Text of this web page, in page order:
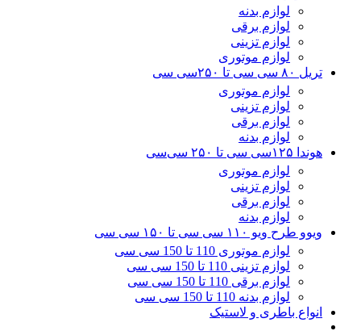
لوازم بدنه
لوازم برقی
لوازم تزینی
لوازم موتوری
تریل ۸۰ سی سی تا ۲۵۰سی سی
لوازم موتوری
لوازم تزینی
لوازم برقی
لوازم بدنه
هوندا ۱۲۵سی سی تا ۲۵۰ سی‌سی
لوازم موتوری
لوازم تزینی
لوازم برقی
لوازم بدنه
ویوو طرح ویو ۱۱۰ سی سی تا ۱۵۰ سی سی
لوازم موتوری 110 تا 150 سی سی
لوازم تزینی 110 تا 150 سی سی
لوازم برقی 110 تا 150 سی سی
لوازم بدنه 110 تا 150 سی سی
انواع باطری و لاستیک